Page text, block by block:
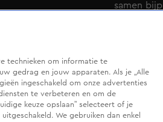
samen
weer te
naar huis
technieken om informatie te
gedrag en jouw apparaten. Als je „Alle
ingeschakeld om onze advertenties
te verbeteren en om de
keuze opslaan” selecteert of je
We gebruiken dan enkel